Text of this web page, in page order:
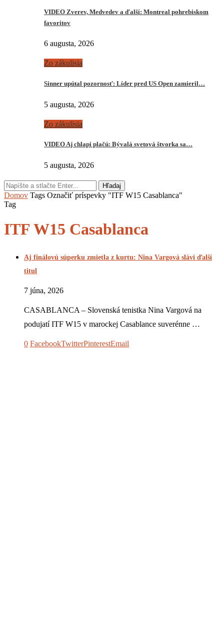
VIDEO Zverev, Medvedev a ďalší: Montreal pohrebiskom
favoritov
6 augusta, 2026
Zo zákulisia
Sinner upútal pozornosť: Líder pred US Open zamieril…
5 augusta, 2026
Zo zákulisia
VIDEO Aj chlapi plačú: Bývalá svetová štvorka sa…
5 augusta, 2026
Hľadaj
Domov Tags Označiť príspevky "ITF W15 Casablanca"
Tag
ITF W15 Casablanca
Aj finálovú súperku zmietla z kurtu: Nina Vargová slávi ďalší
titul
7 júna, 2026
CASABLANCA – Slovenská tenistka Nina Vargová na
podujatí ITF W15 v marockej Casablance suverénne …
0 FacebookTwitterPinterestEmail